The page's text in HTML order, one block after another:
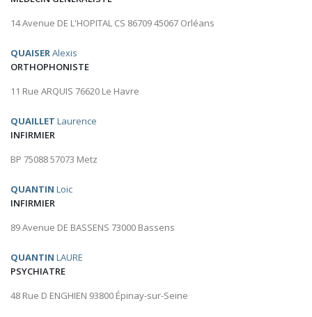
14 Avenue DE L'HOPITAL CS 86709 45067 Orléans
QUAISERAlexis
ORTHOPHONISTE
11 Rue ARQUIS 76620 Le Havre
QUAILLET Laurence
INFIRMIER
BP 75088 57073 Metz
QUANTIN Loic
INFIRMIER
89 Avenue DE BASSENS 73000 Bassens
QUANTIN LAURE
PSYCHIATRE
48 Rue D ENGHIEN 93800 Épinay-sur-Seine